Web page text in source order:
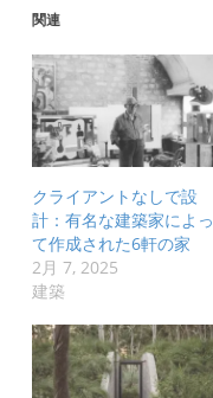
関連
クライアントなしで設
計：有名な建築家によっ
て作成された6軒の家
2月 7, 2025
建築